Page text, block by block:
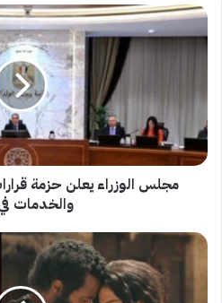
مجلس
الوزراء
يعلن
مهمة
لدعم
الصناعة
والخدمات
مجلس الوزراء يعلن حزمة
والخدمات
إشادات
واسعة
بفيلم